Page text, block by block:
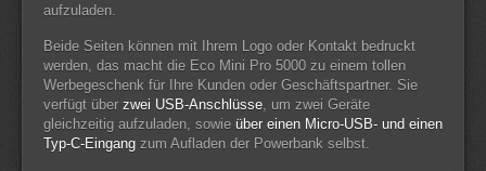
aufzuladen.
Beide Seiten können mit Ihrem Logo oder Kontakt bedruckt
werden, das macht die Eco Mini Pro 5000 zu einem tollen
Werbegeschenk für Ihre Kunden oder Geschäftspartner. Sie
verfügt über zwei USB-Anschlüsse , um zwei Geräte
gleichzeitig aufzuladen, sowie über einen Micro-USB- und einen
Typ-C-Eingang zum Aufladen der Powerbank selbst.